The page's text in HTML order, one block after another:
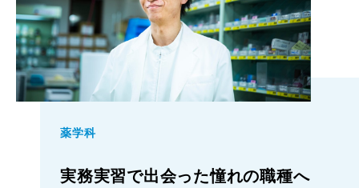
薬学科
実務実習で出会った憧れの職種へ